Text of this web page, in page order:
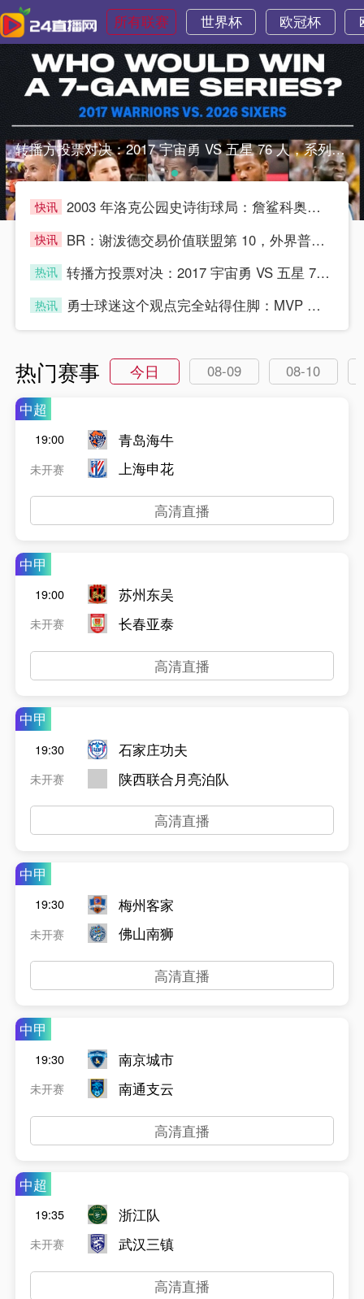
所有联赛 世界杯 欧冠杯
转播方投票对决：2017 宇宙勇 VS 五星 76 人，系列转播方投票对决：2017 宇宙勇 VS 五星 76 人，系列
快讯
2003 年洛克公园史诗街球局：詹鲨科奥多姆 VS 姚艾瓜小
快讯
BR：谢泼德交易价值联盟第 10，外界普遍认为他没得到乌度卡
热讯
转播方投票对决：2017 宇宙勇 VS 五星 76 人，系列
热讯
勇士球迷这个观点完全站得住脚：MVP 候选是常规赛个人荣誉，
热门赛事 今日 08-09
08-10
中超
19:00
未开赛
青岛海牛
上海申花
高清直播
中甲
19:00
未开赛
苏州东吴
长春亚泰
高清直播
中甲
19:30
未开赛
石家庄功夫
陕西联合月亮泊队
高清直播
中甲
19:30
未开赛
梅州客家
佛山南狮
高清直播
中甲
19:30
未开赛
南京城市
南通支云
高清直播
中超
19:35
未开赛
浙江队
武汉三镇
高清直播